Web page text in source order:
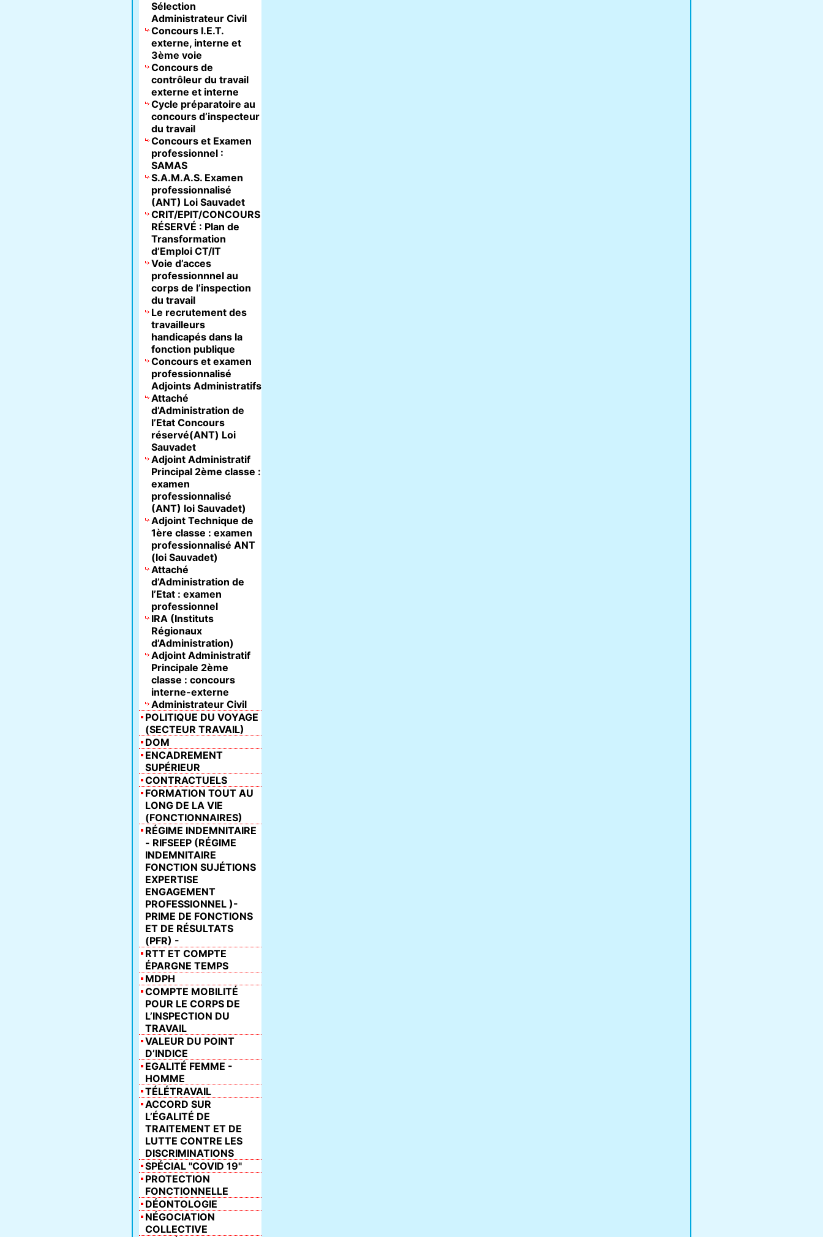
Sélection
Administrateur Civil
Concours I.E.T.
externe, interne et
3ème voie
Concours de
contrôleur du travail
externe et interne
Cycle préparatoire au
concours d’inspecteur
du travail
Concours et Examen
professionnel :
SAMAS
S.A.M.A.S. Examen
professionnalisé
(ANT) Loi Sauvadet
CRIT/EPIT/CONCOURS
RÉSERVÉ : Plan de
Transformation
d’Emploi CT/IT
Voie d’acces
professionnnel au
corps de l’inspection
du travail
Le recrutement des
travailleurs
handicapés dans la
fonction publique
Concours et examen
professionnalisé
Adjoints Administratifs
Attaché
d’Administration de
l’Etat Concours
réservé(ANT) Loi
Sauvadet
Adjoint Administratif
Principal 2ème classe :
examen
professionnalisé
(ANT) loi Sauvadet)
Adjoint Technique de
1ère classe : examen
professionnalisé ANT
(loi Sauvadet)
Attaché
d’Administration de
l’Etat : examen
professionnel
IRA (Instituts
Régionaux
d’Administration)
Adjoint Administratif
Principale 2ème
classe : concours
interne-externe
Administrateur Civil
POLITIQUE DU VOYAGE
(SECTEUR TRAVAIL)
DOM
ENCADREMENT
SUPÉRIEUR
CONTRACTUELS
FORMATION TOUT AU
LONG DE LA VIE
(FONCTIONNAIRES)
RÉGIME INDEMNITAIRE
- RIFSEEP (RÉGIME
INDEMNITAIRE
FONCTION SUJÉTIONS
EXPERTISE
ENGAGEMENT
PROFESSIONNEL )-
PRIME DE FONCTIONS
ET DE RÉSULTATS
(PFR) -
RTT ET COMPTE
ÉPARGNE TEMPS
MDPH
COMPTE MOBILITÉ
POUR LE CORPS DE
L’INSPECTION DU
TRAVAIL
VALEUR DU POINT
D’INDICE
EGALITÉ FEMME -
HOMME
TÉLÉTRAVAIL
ACCORD SUR
L’ÉGALITÉ DE
TRAITEMENT ET DE
LUTTE CONTRE LES
DISCRIMINATIONS
SPÉCIAL "COVID 19"
PROTECTION
FONCTIONNELLE
DÉONTOLOGIE
NÉGOCIATION
COLLECTIVE